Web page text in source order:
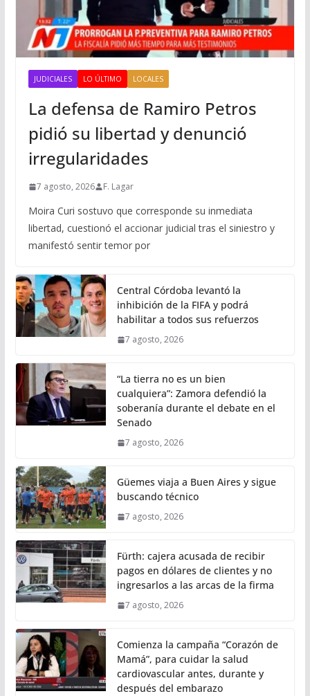
JUDICIALES LO ÚLTIMO LOCALES
La defensa de Ramiro Petros
pidió su libertad y denunció
irregularidades
7 agosto, 2026 F. Lagar
Moira Curi sostuvo que corresponde su inmediata
libertad, cuestionó el accionar judicial tras el siniestro y
manifestó sentir temor por
Central Córdoba levantó la
inhibición de la FIFA y podrá
habilitar a todos sus refuerzos
7 agosto, 2026
“La tierra no es un bien
cualquiera”: Zamora defendió la
soberanía durante el debate en el
Senado
7 agosto, 2026
Güemes viaja a Buen Aires y sigue
buscando técnico
7 agosto, 2026
Fürth: cajera acusada de recibir
pagos en dólares de clientes y no
ingresarlos a las arcas de la firma
7 agosto, 2026
Comienza la campaña “Corazón de
Mamá”, para cuidar la salud
cardiovascular antes, durante y
después del embarazo